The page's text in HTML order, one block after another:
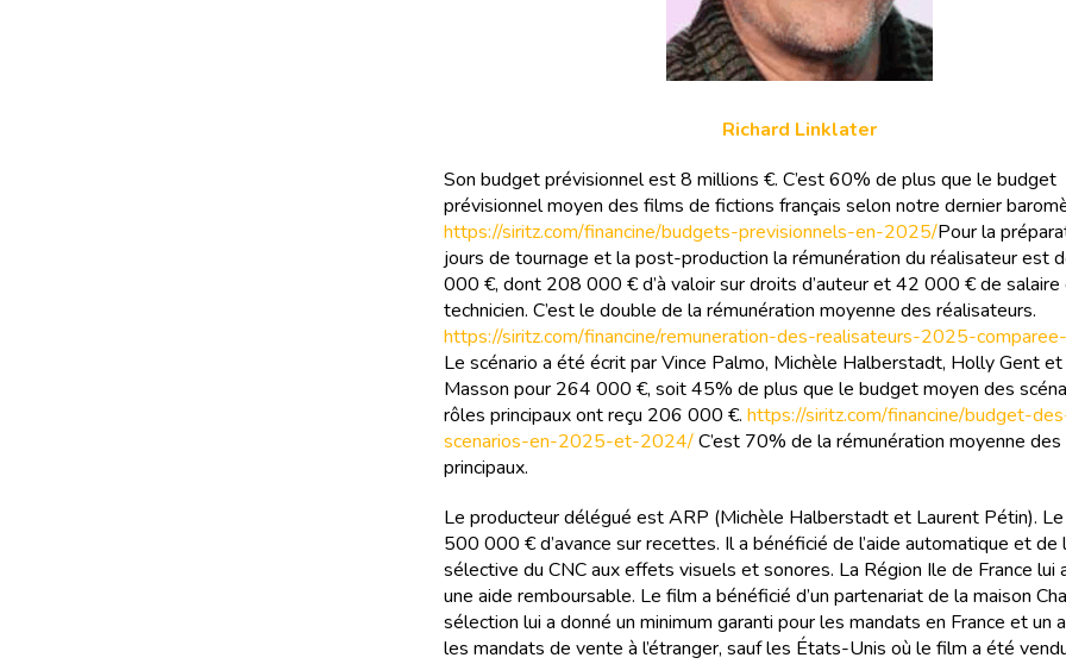
Richard Linklater
Son budget prévisionnel est 8 millions €. C’est 60% de plus que le budget
prévisionnel moyen des films de fictions français selon notre dernier
https://siritz.com/financine/budgets-previsionnels-en-2025/Pour la
jours de tournage et la post-production la rémunération du réalisateur est
000 €, dont 208 000 € d’à valoir sur droits d’auteur et 42 000 € de salaire
technicien. C’est le double de la rémunération moyenne des réalisateurs.
https://siritz.com/financine/remuneration-des-realisateurs-2025-
Le scénario a été écrit par Vince Palmo, Michèle Halberstadt, Holly Gent
Masson pour 264 000 €, soit 45% de plus que le budget moyen des
rôles principaux ont reçu 206 000 €. https://siritz.com/financine/budget-
scenarios-en-2025-et-2024/C’est 70% de la rémunération moyenne
principaux.
Le producteur délégué est ARP (Michèle Halberstadt et Laurent Pétin).
500 000 € d’avance sur recettes. Il a bénéficié de l’aide automatique et de
sélective du CNC aux effets visuels et sonores. La Région Ile de France lui
une aide remboursable. Le film a bénéficié d’un partenariat de la maison
sélection lui a donné un minimum garanti pour les mandats en France et un
les mandats de vente à l’étranger, sauf les États-Unis où le film a été